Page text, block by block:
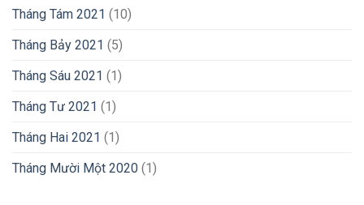
Tháng Tám 2021 (10)
Tháng Bảy 2021 (5)
Tháng Sáu 2021 (1)
Tháng Tư 2021 (1)
Tháng Hai 2021 (1)
Tháng Mười Một 2020 (1)